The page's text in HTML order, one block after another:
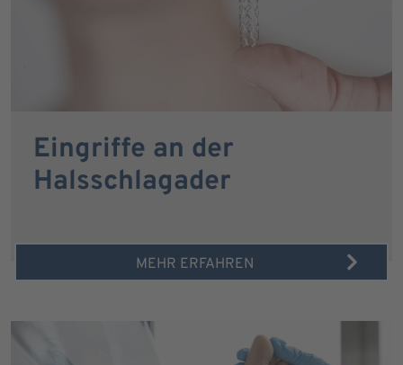
Eingriffe an der
Halsschlagader
MEHR ERFAHREN